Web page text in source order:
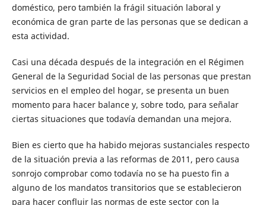
doméstico, pero también la frágil situación laboral y
económica de gran parte de las personas que se dedican a
esta actividad.
Casi una década después de la integración en el Régimen
General de la Seguridad Social de las personas que prestan
servicios en el empleo del hogar, se presenta un buen
momento para hacer balance y, sobre todo, para señalar
ciertas situaciones que todavía demandan una mejora.
Bien es cierto que ha habido mejoras sustanciales respecto
de la situación previa a las reformas de 2011, pero causa
sonrojo comprobar como todavía no se ha puesto fin a
alguno de los mandatos transitorios que se establecieron
para hacer confluir las normas de este sector con la